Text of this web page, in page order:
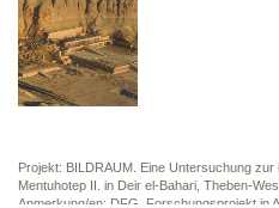
Projekt: BILDRAUM. Eine Untersuchung
Mentuhotep II. in Deir el-Bahari, Theben-
Anmerkung/en: DFG, Forschungsprojekt in